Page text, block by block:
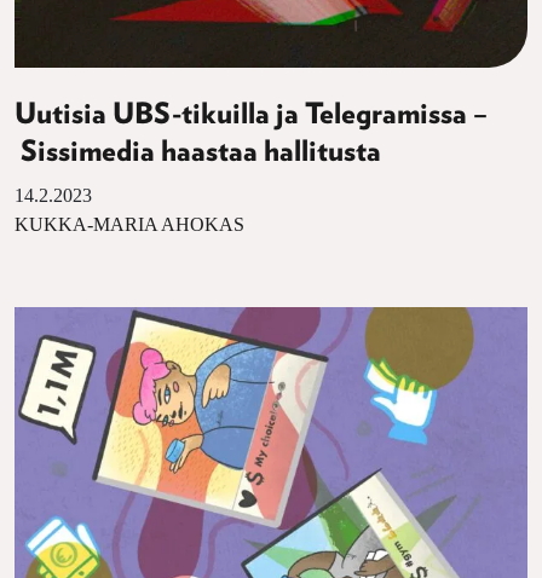
Uutisia UBS-tikuilla ja Telegramissa –
Sissimedia haastaa hallitusta
14.2.2023
KUKKA-MARIA AHOKAS